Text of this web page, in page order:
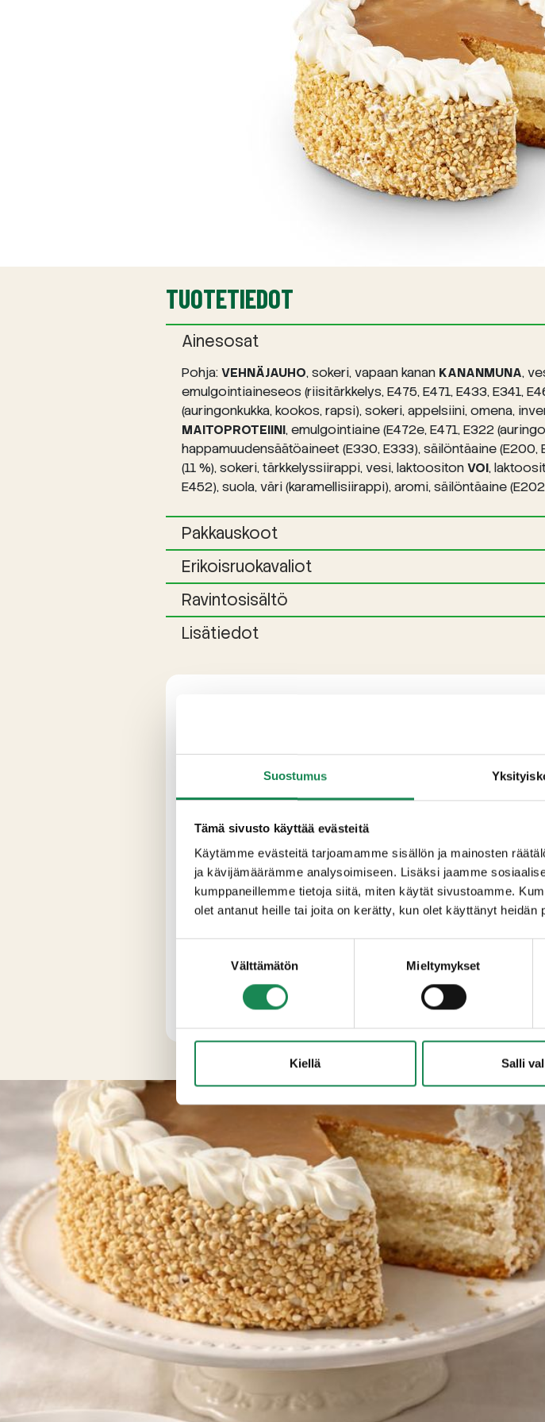
Suostumus
Tämä sivusto käyttää evästeitä
Käytämme evästeitä tarjoamamme sisällön ja mainosten
ja kävijämäärämme analysoimiseen. Lisäksi jaamme
kumppaneillemme tietoja siitä, miten käytät sivustoamme.
olet antanut heille tai joita on kerätty, kun olet käyttänyt heidän
Välttämätön Mieltymykset
Kiellä Salli
TUOTETIEDOT
Ainesosat
Pohja:VEHNÄJAUHO, sokeri, vapaan kanan KANANMUNA,
emulgointiaineseos (riisitärkkelys, E475, E471, E433, E341,
(auringonkukka, kookos, rapsi), sokeri, appelsiini, omena,
MAITOPROTEIINI, emulgointiaine (E472e, E471, E322
happamuudensäätöaineet (E330, E333), säilöntäaine (E200,
(11 %), sokeri, tärkkelyssiirappi, vesi, laktoositonVOI,
E452), suola, väri (karamellisiirappi), aromi, säilöntäaine
Pakkauskoot
Erikoisruokavaliot
Ravintosisältö
Lisätiedot